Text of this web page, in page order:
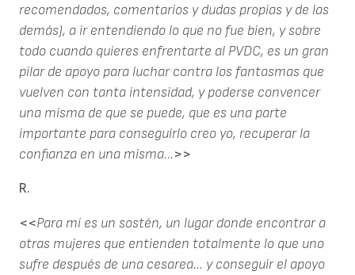
recomendados, comentarios y dudas propias y de las
demás), a ir entendiendo lo que no fue bien, y sobre
todo cuando quieres enfrentarte al PVDC, es un gran
pilar de apoyo para luchar contra los fantasmas que
vuelven con tanta intensidad, y poderse convencer
una misma de que se puede, que es una parte
importante para conseguirlo creo yo, recuperar la
confianza en una misma...>>
R.
<<Para mí es un sostén, un lugar donde encontrar a
otras mujeres que entienden totalmente lo que uno
sufre después de una cesarea... y conseguir el apoyo